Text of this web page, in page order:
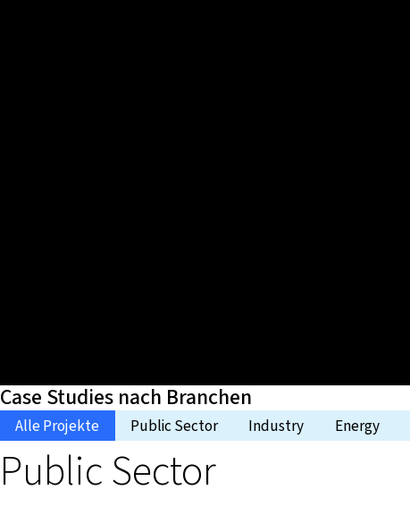
Case Studies nach Branchen
Alle Projekte Public Sector Industry Energy
Public Sector